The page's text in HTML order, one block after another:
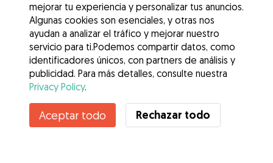
mejorar tu experiencia y personalizar tus anuncios.
Algunas cookies son esenciales, y otras nos
ayudan a analizar el tráfico y mejorar nuestro
servicio para ti.Podemos compartir datos, como
identificadores únicos, con partners de análisis y
publicidad. Para más detalles, consulte nuestra
Privacy Policy.
Aceptar todo Rechazar todo